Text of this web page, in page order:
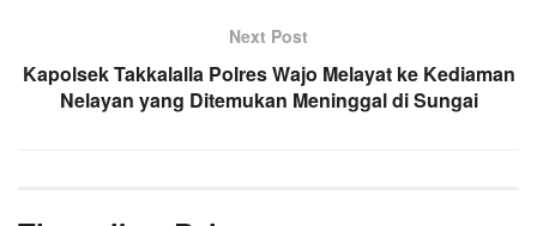
Next Post
Kapolsek Takkalalla Polres Wajo Melayat ke Kediaman
Nelayan yang Ditemukan Meninggal di Sungai